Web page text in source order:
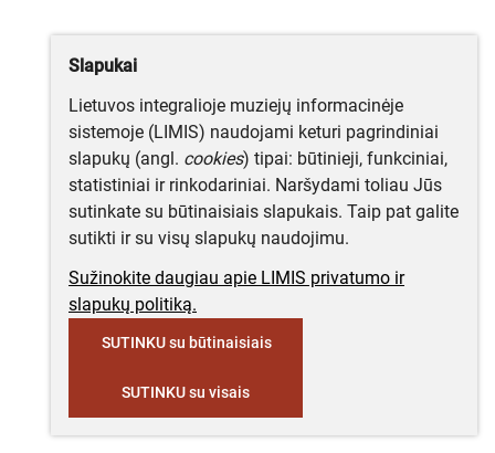
Slapukai
Lietuvos integralioje muziejų informacinėje
sistemoje (LIMIS) naudojami keturi pagrindiniai
slapukų (angl. cookies) tipai: būtinieji, funkciniai,
statistiniai ir rinkodariniai. Naršydami toliau Jūs
sutinkate su būtinaisiais slapukais. Taip pat galite
sutikti ir su visų slapukų naudojimu.
Sužinokite daugiau apie LIMIS privatumo ir
slapukų politiką.
SUTINKU su būtinaisiais
SUTINKU su visais